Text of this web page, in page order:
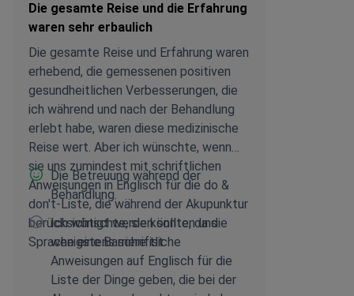
Die gesamte Reise und die Erfahrung
waren sehr erbaulich
Die gesamte Reise und Erfahrung waren
erhebend, die gemessenen positiven
gesundheitlichen Verbesserungen, die
ich während und nach der Behandlung
erlebt habe, waren diese medizinische
Reise wert. Aber ich wünschte, wenn
sie uns zumindest mit schriftlichen
Anweisungen in Englisch für die do &
don't-Liste, die während der Akupunktur
berücksichtigt werden sollte, da die
Sprache eine Barriere ist.
Die Betreuung während der
Behandlung.
Ich wünschte, sie könnten uns
wenigstens schriftliche
Anweisungen auf Englisch für die
Liste der Dinge geben, die bei der